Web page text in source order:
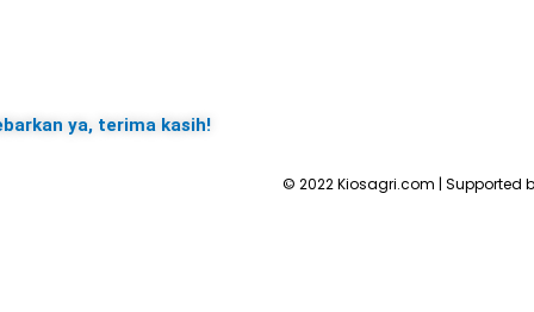
ya, terima kasih!
© 2022 Kiosagri.com | Supported